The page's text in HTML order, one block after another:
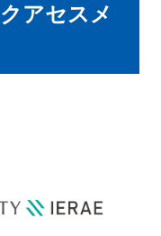
アセスメ